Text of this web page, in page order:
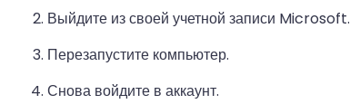
Выйдите из своей учетной записи Microsoft.
Перезапустите компьютер.
Снова войдите в аккаунт.